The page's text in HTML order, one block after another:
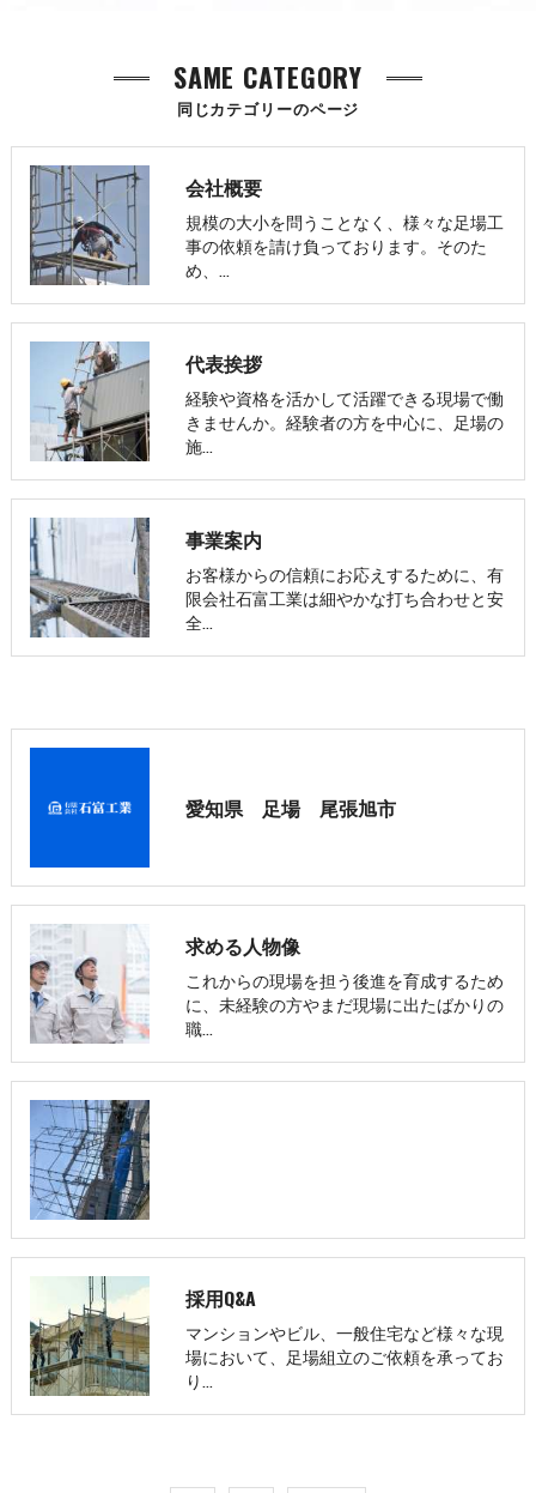
同じカテゴリーのページ
SAME CATEGORY
会社概要
規模の大小を問うことなく、様々な足場工
事の依頼を請け負っております。そのた
め、…
代表挨拶
経験や資格を活かして活躍できる現場で働
きませんか。経験者の方を中心に、足場の
施…
事業案内
お客様からの信頼にお応えするために、有
限会社石富工業は細やかな打ち合わせと安
全…
愛知県 足場 尾張旭市
求める人物像
これからの現場を担う後進を育成するため
に、未経験の方やまだ現場に出たばかりの
職…
採用Q&A
マンションやビル、一般住宅など様々な現
場において、足場組立のご依頼を承ってお
り…